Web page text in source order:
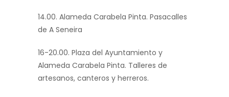
14.00. Alameda Carabela Pinta. Pasacalles
de A Seneira
16-20.00. Plaza del Ayuntamiento y
Alameda Carabela Pinta. Talleres de
artesanos, canteros y herreros.